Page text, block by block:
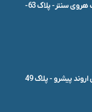
آدرس : تهران - میدان هروی - خیابان شهید موسوی - جنب هروی سنتر- پلاک 63-
پیشرو - پلاک 49